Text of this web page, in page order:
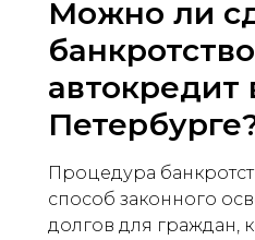
Можно ли
автокредит
Процедура
способ законного
долгов для граждан,